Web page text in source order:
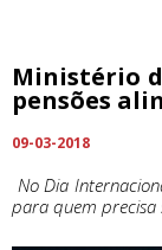
Ministério
pensões
09-03-2018
No Dia
para quem precisa